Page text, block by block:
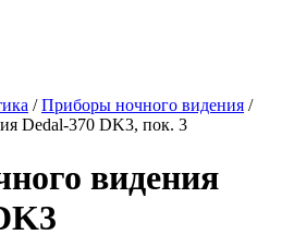
/Приборы ночного видения /
Dedal-370 DK3, пок. 3
видения